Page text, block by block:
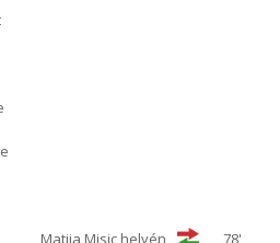
78'
Matija Misic helyén